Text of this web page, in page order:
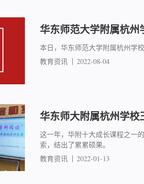
华东师范大学附属杭州
本日，华东师范大学附属杭州学
教育资讯
2022-08-04
华东师大附属杭州学
这一年，华附十大成长课程之一
索，结出了累累硕果。
教育资讯
2022-01-13